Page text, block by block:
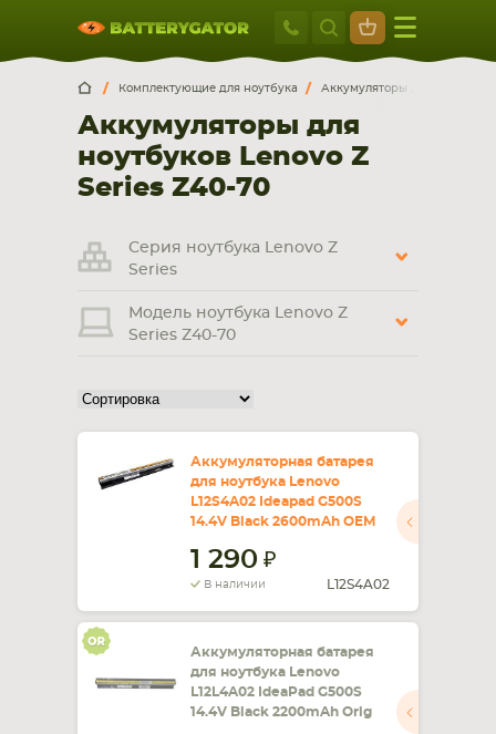
Москва
+7 495 414
Москва Санкт-Петербург
г. Москва, ул. Ткацкая, 5с3 (м. Семеновская)
5 мин. ходьбы от ст.м. “Семеновская”
+7 495 414 28 59
9:00-21:00
смартфона, планшета
Комплектующие для ноутбука Аккумуляторы для ноутбуков
Аккумуляторы для
ноутбуков Lenovo Z
Series Z40-70
Серия ноутбука Lenovo Z
Series
Модель ноутбука Lenovo Z
Series Z40-70
Аккумуляторная батарея
для ноутбука Lenovo
L12S4A02 Ideapad G500S
14.4V Black 2600mAh OEM
1 290
В наличии L12S4A02
Аккумуляторная батарея
для ноутбука Lenovo
L12L4A02 IdeaPad G500S
14.4V Black 2200mAh Orig